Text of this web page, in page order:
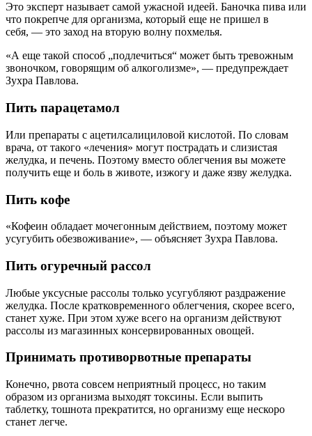
Это эксперт называет самой ужасной идеей. Баночка пива или
что покрепче для организма, который еще не пришел в
себя, — это заход на вторую волну похмелья.
«А еще такой способ „подлечиться“ может быть тревожным
звоночком, говорящим об алкоголизме», — предупреждает
Зухра Павлова.
Пить парацетамол
Или препараты с ацетилсалициловой кислотой. По словам
врача, от такого «лечения» могут пострадать и слизистая
желудка, и печень. Поэтому вместо облегчения вы можете
получить еще и боль в животе, изжогу и даже язву желудка.
Пить кофе
«Кофеин обладает мочегонным действием, поэтому может
усугубить обезвоживание», — объясняет Зухра Павлова.
Пить огуречный рассол
Любые уксусные рассолы только усугубляют раздражение
желудка. После кратковременного облегчения, скорее всего,
станет хуже. При этом хуже всего на организм действуют
рассолы из магазинных консервированных овощей.
Принимать противорвотные препараты
Конечно, рвота совсем неприятный процесс, но таким
образом из организма выходят токсины. Если выпить
таблетку, тошнота прекратится, но организму еще нескоро
станет легче.